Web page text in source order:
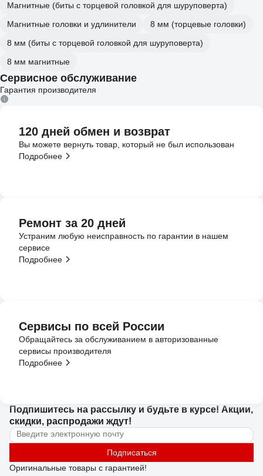
Магнитные (биты с торцевой головкой для шуруповерта)
Магнитные головки и удлинители
8 мм (торцевые головки)
8 мм (биты с торцевой головкой для шуруповерта)
8 мм магнитные
Сервисное обслуживание
Гарантия производителя
120 дней обмен и возврат
Вы можете вернуть товар, который не был использован
Подробнее
Ремонт за 20 дней
Устраним любую неисправность по гарантии в нашем
сервисе
Подробнее
Сервисы по всей России
Обращайтесь за обслуживанием в авторизованные
сервисы производителя
Подробнее
Подпишитесь на рассылку и будьте в курсе! Акции,
скидки, распродажи ждут!
Подписаться
Оригинальные товары с гарантией!